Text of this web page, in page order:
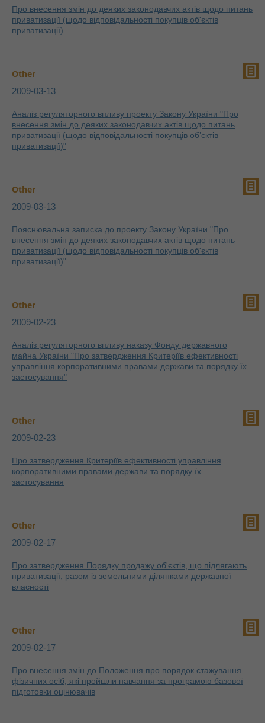
Про внесення змін до деяких законодавчих актів щодо питань
приватизації (щодо відповідальності покупців об'єктів
приватизації)
Other
2009-03-13
Аналіз регуляторного впливу проекту Закону України "Про
внесення змін до деяких законодавчих актів щодо питань
приватизації (щодо відповідальності покупців об’єктів
приватизації)"
Other
2009-03-13
Пояснювальна записка до проекту Закону України "Про
внесення змін до деяких законодавчих актів щодо питань
приватизації (щодо відповідальності покупців об'єктів
приватизації)"
Other
2009-02-23
Аналіз регуляторного впливу наказу Фонду державного
майна України "Про затвердження Критеріїв ефективності
управління корпоративними правами держави та порядку їх
застосування"
Other
2009-02-23
Про затвердження Критеріїв ефективності управління
корпоративними правами держави та порядку їх
застосування
Other
2009-02-17
Про затвердження Порядку продажу об'єктів, що підлягають
приватизації, разом із земельними ділянками державної
власності
Other
2009-02-17
Про внесення змін до Положення про порядок стажування
фізичних осіб, які пройшли навчання за програмою базової
підготовки оцінювачів